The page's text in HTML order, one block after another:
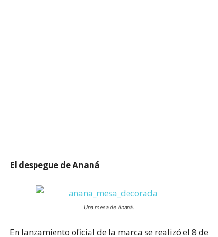
El despegue de Ananá
Una mesa de Ananá.
En lanzamiento oficial de la marca se realizó el 8 de